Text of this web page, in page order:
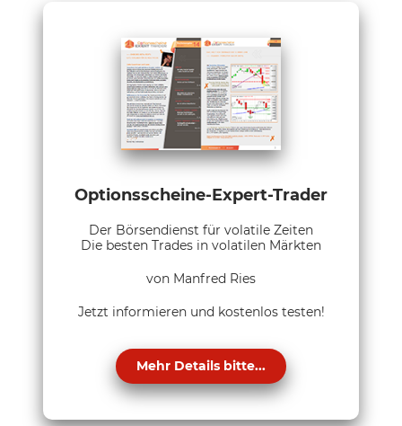
Optionsscheine-Expert-Trader
Der Börsendienst für volatile Zeiten
Die besten Trades in volatilen Märkten
von Manfred Ries
Jetzt informieren und kostenlos testen!
Mehr Details bitte...